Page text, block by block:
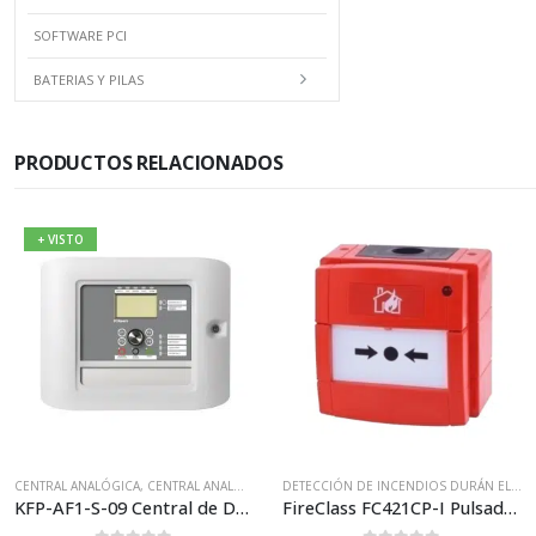
SOFTWARE PCI
BATERIAS Y PILAS
PRODUCTOS RELACIONADOS
ALGORÍTMICO AGUILERA, SISTEMAS ANALÓGICOS
,BASES PARA DETECTORES Y ACCESORIOS PARA LA GAMA CERBERUS PRO,BASES
+ VISTO
CENTRAL ANALÓGICA, CENTRAL ANALÓGICA 1 LAZO ,KILSEN, SISTEMA ANALÓGICO KILSEN
KFP-AF1-S-09 Central de Detección de Incendios Analógica de 1 lazo Kilsen
DETECCIÓN DE INCENDIOS DURÁN ELECTRÓNICA
FireClass FC421CP-I Pulsador Analógico con Aislador de Cortocircuito IP67 (Exterior)